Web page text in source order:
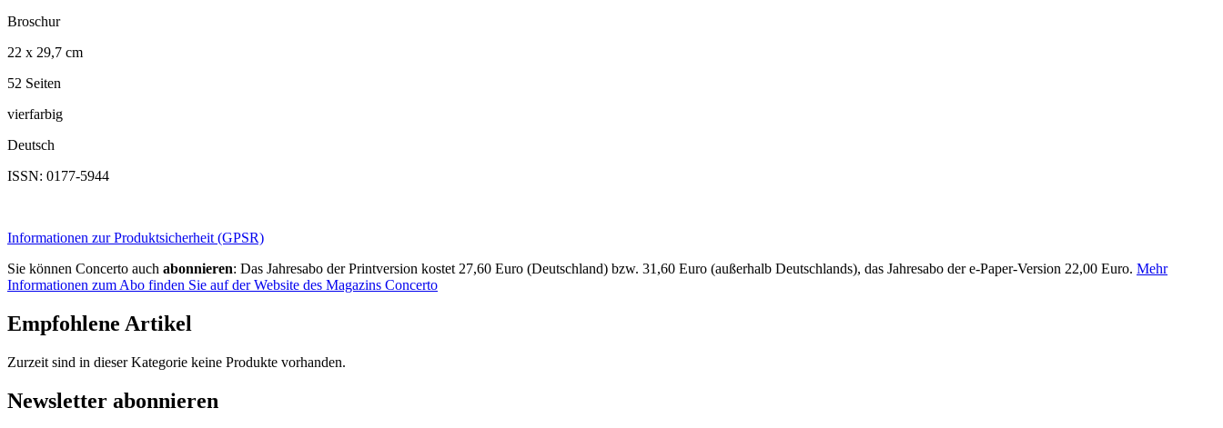
Broschur
22 x 29,7 cm
52 Seiten
vierfarbig
Deutsch
ISSN: 0177-5944
Informationen zur Produktsicherheit (GPSR)
Sie können Concerto auch abonnieren: Das Jahresabo der Printversion kostet 27,60 Euro (Deutschland) bzw. 31,60 Euro (außerhalb Deutschlands), das Jahresabo der e-Paper-Version 22,00 Euro. Mehr
Informationen zum Abo finden Sie auf der Website des Magazins Concerto
Empfohlene Artikel
Zurzeit sind in dieser Kategorie keine Produkte vorhanden.
Newsletter abonnieren